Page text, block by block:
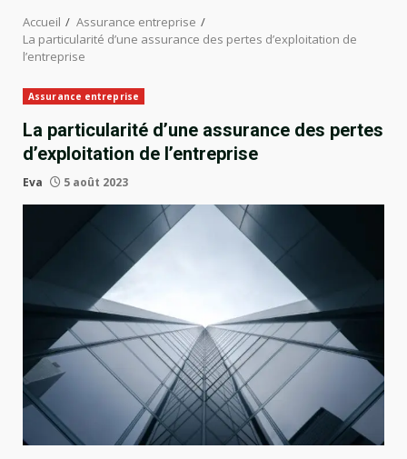
Accueil
Assurance entreprise
La particularité d’une assurance des pertes d’exploitation de
l’entreprise
Assurance entreprise
La particularité d’une assurance des pertes
d’exploitation de l’entreprise
Eva 5 août 2023